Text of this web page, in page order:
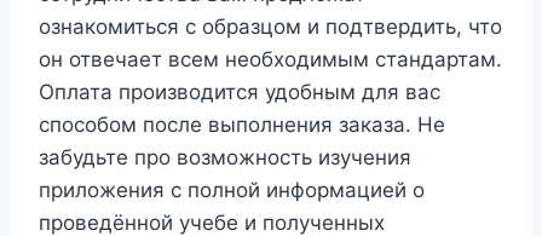
ознакомиться с образцом и подтвердить, что
он отвечает всем необходимым стандартам.
Оплата производится удобным для вас
способом после выполнения заказа. Не
забудьте про возможность изучения
приложения с полной информацией о
проведённой учебе и полученных